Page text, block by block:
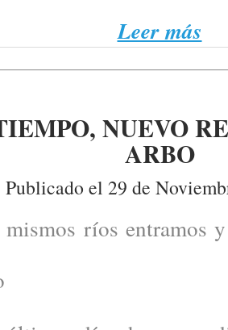
Leer más
NUEVO
ARBO
Publicado el 29 de
ríos entramos y